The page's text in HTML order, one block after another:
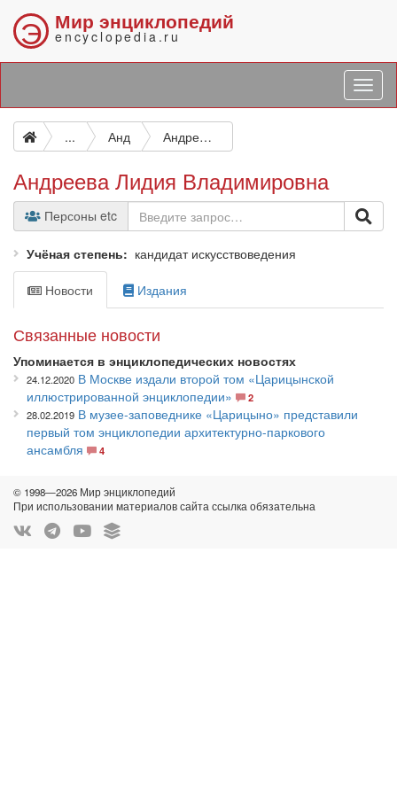
Э Мир энциклопедий
encyclopedia.ru
... Анд Андреева Лидия Владимировна
Андреева Лидия Владимировна
Персоны etc
Учёная степень кандидат искусствоведения
Новости Издания
Связанные новости
Упоминается в энциклопедических новостях
24.12.2020 В Москве издали второй том «Царицынской
иллюстрированной энциклопедии»
2
28.02.2019 В музее-заповеднике «Царицыно» представили
первый том энциклопедии архитектурно-паркового
ансамбля
4
© 1998—2026 Мир энциклопедий
При использовании материалов сайта ссылка обязательна